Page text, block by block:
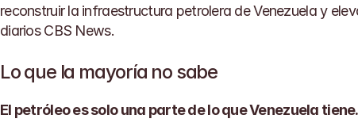
reconstruir la infraestructura petrolera de Venezuela y
diarios CBS News.
Lo que la mayoría no sabe
El petróleo es solo una parte de lo que Venezuela tiene.